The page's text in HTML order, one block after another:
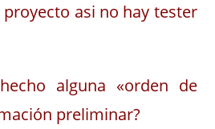
asi no hay tester
alguna «orden de
preliminar?